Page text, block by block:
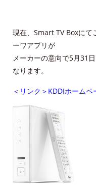
現在、Smart TV Boxにて
ーワアプリが
メーカーの意向で5月31
なります。
＜リンク＞KDDIホームペ
法人情報
ＡＣＣＳ番組基準
個人情報保護方針
人材募集
アクセス